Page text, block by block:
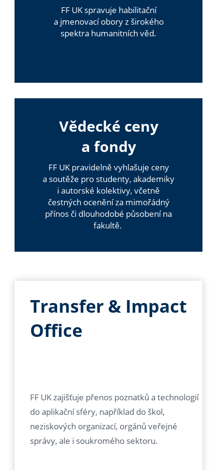
FF UK spravuje habilitační
a jmenovací obory z širokého
spektra humanitních věd.
Vědecké ceny
a fondy
FF UK pravidelně vyhlašuje ceny
a soutěže pro studenty, akademiky
i autorské kolektivy, včetně
čestných ocenění za mimořádný
přínos či dlouhodobé působení na
fakultě.
Transfer & Impact
Office
FF UK zajišťuje přenos poznatků a technologií
do aplikační sféry, například do škol,
neziskových organizací, orgánů veřejné
správy, ale i soukromého sektoru.